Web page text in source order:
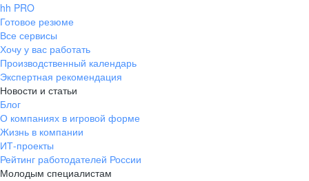
hh PRO
Готовое резюме
Все сервисы
Хочу у вас работать
Производственный календарь
Экспертная рекомендация
Новости и статьи
Блог
О компаниях в игровой форме
Жизнь в компании
ИТ-проекты
Рейтинг работодателей России
Молодым специалистам